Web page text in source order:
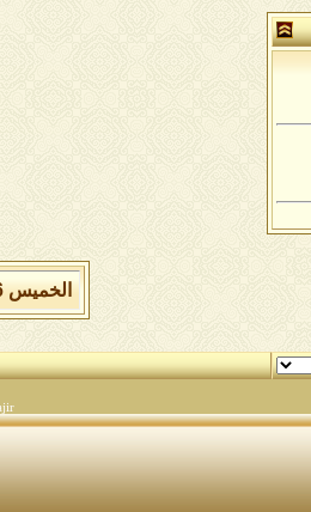
الخميس 6 من اغسطس 2026 , الساعة الان 07:59:33 مساءً.